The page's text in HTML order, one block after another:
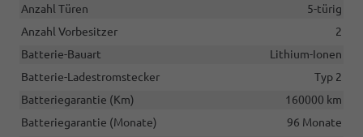
Anzahl Türen
5-türig
Anzahl Vorbesitzer
2
Batterie-Bauart
Lithium-Ionen
Batterie-Ladestromstecker
Typ 2
Batteriegarantie (Km)
160000 km
Batteriegarantie (Monate)
96 Monate